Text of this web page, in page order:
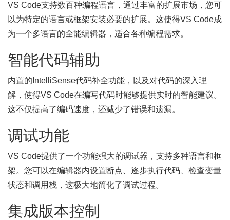
VS Code支持数百种编程语言，通过丰富的扩展市场，您可
以为特定的语言或框架安装必要的扩展。这使得VS Code成
为一个多语言的全能编辑器，适合各种编程需求。
智能代码辅助
内置的IntelliSense代码补全功能，以及对代码的深入理
解，使得VS Code在编写代码时能够提供实时的智能建议。
这不仅提高了编码速度，还减少了错误和遗漏。
调试功能
VS Code提供了一个功能强大的调试器，支持多种语言和框
架。您可以在编辑器内设置断点、逐步执行代码、检查变量
状态和调用栈，这极大地简化了调试过程。
集成版本控制